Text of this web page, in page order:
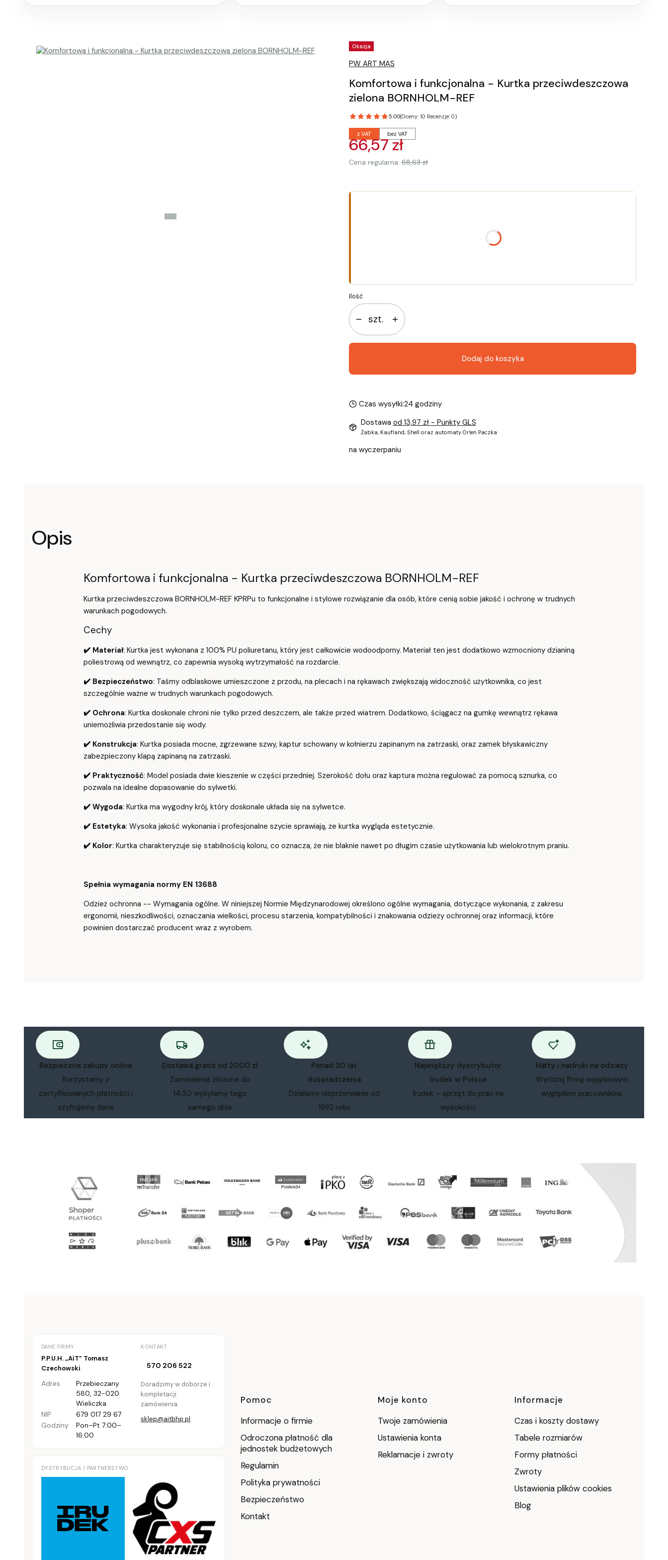
Tagi produktu
Okazja
PW ART MAS
Komfortowa i funkcjonalna - Kurtka przeciwdeszczowa
zielona BORNHOLM-REF
5.00(Oceny: 10 Recenzje: 0)
z VAT bez VAT
66,57 zł
Cena regularna: 68,63 zł
Ilość
szt.
Dodaj do koszyka
Czas wysyłki:24 godziny
Dostawa od 13,97 zł - Punkty GLS
Żabka, Kaufland, Shell oraz automaty Orlen Paczka
na wyczerpaniu
Opis
Komfortowa i funkcjonalna - Kurtka przeciwdeszczowa BORNHOLM-REF
Kurtka przeciwdeszczowa BORNHOLM-REF KPRPu to funkcjonalne i stylowe rozwiązanie dla osób, które cenią sobie jakość i ochronę w trudnych
warunkach pogodowych.
Cechy
✔️ Materiał: Kurtka jest wykonana z 100% PU poliuretanu, który jest całkowicie wodoodporny. Materiał ten jest dodatkowo wzmocniony dzianiną
poliestrową od wewnątrz, co zapewnia wysoką wytrzymałość na rozdarcie.
✔️ Bezpieczeństwo: Taśmy odblaskowe umieszczone z przodu, na plecach i na rękawach zwiększają widoczność użytkownika, co jest
szczególnie ważne w trudnych warunkach pogodowych.
✔️ Ochrona: Kurtka doskonale chroni nie tylko przed deszczem, ale także przed wiatrem. Dodatkowo, ściągacz na gumkę wewnątrz rękawa
uniemożliwia przedostanie się wody.
✔️ Konstrukcja: Kurtka posiada mocne, zgrzewane szwy, kaptur schowany w kołnierzu zapinanym na zatrzaski, oraz zamek błyskawiczny
zabezpieczony klapą zapinaną na zatrzaski.
✔️ Praktyczność: Model posiada dwie kieszenie w części przedniej. Szerokość dołu oraz kaptura można regulować za pomocą sznurka, co
pozwala na idealne dopasowanie do sylwetki.
✔️ Wygoda: Kurtka ma wygodny krój, który doskonale układa się na sylwetce.
✔️ Estetyka: Wysoka jakość wykonania i profesjonalne szycie sprawiają, że kurtka wygląda estetycznie.
✔️ Kolor: Kurtka charakteryzuje się stabilnością koloru, co oznacza, że nie blaknie nawet po długim czasie użytkowania lub wielokrotnym praniu.
Spełnia wymagania normy EN 13688
Odzież ochronna -- Wymagania ogólne. W niniejszej Normie Międzynarodowej określono ogólne wymagania, dotyczące wykonania, z zakresu
ergonomii, nieszkodliwości, oznaczania wielkości, procesu starzenia, kompatybilności i znakowania odzieży ochronnej oraz informacji, które
powinien dostarczać producent wraz z wyrobem.
Bezpieczne zakupy online
Korzystamy z
certyfikowanych płatności i
szyfrujemy dane
Dostawa gratis od 2000 zł
Zamówienia złożone do
14:30 wysyłamy tego
samego dnia
Ponad 30 lat
doświadczenia
Działamy nieprzerwanie od
1992 roku
Największy dystrybutor
Irudek w Polsce
Irudek – sprzęt do prac na
wysokości
Hafty i nadruki na odzieży
Wyróżnij firmę wyjątkowym
wyglądem pracowników.
DANE FIRMY
P.P.U.H. „AiT” Tomasz
Czechowski
Adres
Przebieczany
580, 32-020
Wieliczka
NIP
679 017 29 67
Godziny
Pon–Pt 7:00–
16:00
KONTAKT
570 206 522
Doradzimy w doborze i
kompletacji
zamówienia.
sklep@aitbhp.pl
DYSTRYBUCJA / PARTNERSTWO
Linki w stopce
Pomoc
Informacje o firmie
Odroczona płatność dla
jednostek budżetowych
Regulamin
Polityka prywatności
Bezpieczeństwo
Kontakt
Moje konto
Twoje zamówienia
Ustawienia konta
Reklamacje i zwroty
Informacje
Czas i koszty dostawy
Tabele rozmiarów
Formy płatności
Zwroty
Ustawienia plików cookies
Blog